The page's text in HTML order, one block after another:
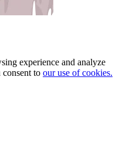
experience and analyze
to our use of cookies.